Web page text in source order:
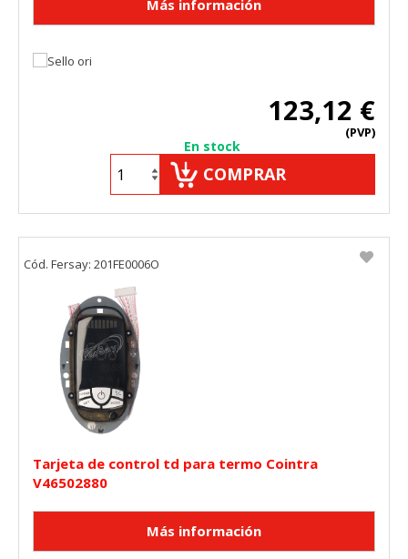
123,12 €
(PVP)
En stock
COMPRAR
Tarjeta de control td para termo Cointra
V46502880
Cód. Fersay: 201FE0006O